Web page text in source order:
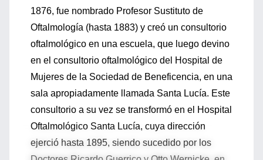
1876, fue nombrado Profesor Sustituto de
Oftalmología (hasta 1883) y creó un consultorio
oftalmológico en una escuela, que luego devino
en el consultorio oftalmológico del Hospital de
Mujeres de la Sociedad de Beneficencia, en una
sala apropiadamente llamada Santa Lucía. Este
consultorio a su vez se transformó en el Hospital
Oftalmológico Santa Lucía, cuya dirección
ejerció hasta 1895, siendo sucedido por los